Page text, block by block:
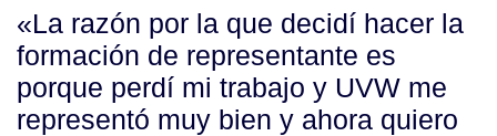
«La razón por la que decidí hacer la
formación de representante es
porque perdí mi trabajo y UVW me
representó muy bien y ahora quiero